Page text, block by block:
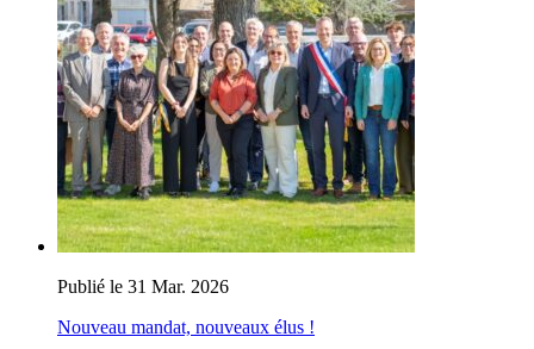
Publié le 31 Mar. 2026
Nouveau mandat, nouveaux élus !